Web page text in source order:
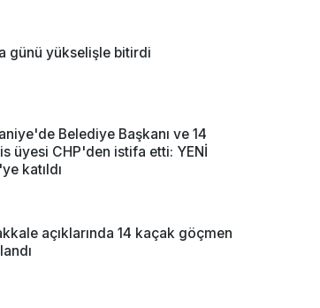
günü yükselişle bitirdi
Belediye Başkanı ve 14
üyesi CHP'den istifa etti: YENİ
katıldı
açıklarında 14 kaçak göçmen